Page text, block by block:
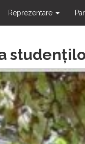
Reprezentare